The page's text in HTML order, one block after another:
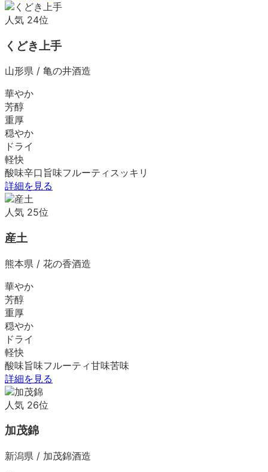
人気 24位
くどき上手
山形県 / 亀の井酒造
華やか
芳醇
重厚
穏やか
ドライ
軽快
酸味辛口 旨味フルーティ スッキリ
詳細を見る
人気 25位
産土
熊本県 / 花の香酒造
華やか
芳醇
重厚
穏やか
ドライ
軽快
酸味旨味フルーティ甘味苦味
詳細を見る
人気 26位
加茂錦
新潟県 / 加茂錦酒造